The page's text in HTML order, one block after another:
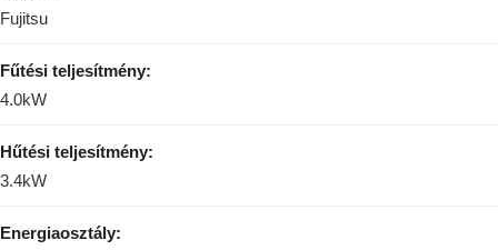
Fujitsu
Fűtési teljesítmény:
4.0kW
Hűtési teljesítmény:
3.4kW
Energiaosztály: